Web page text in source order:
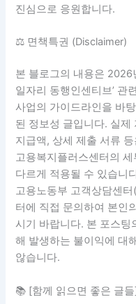
진심으로 응원합니다.
⚖️ 면책특권 (Disclaimer)
본 블로그의 내용은 2026
일자리 동행인센티브’ 관
사업의 가이드라인을 바
된 정보성 글입니다. 실제
지급액, 상세 제출 서류
고용복지플러스센터의
다르게 적용될 수 있습니
고용노동부 고객상담센
터에 직접 문의하여 본인
시기 바랍니다. 본 포스팅
해 발생하는 불이익에 대
않습니다.
📚 [함께 읽으면 좋은 글